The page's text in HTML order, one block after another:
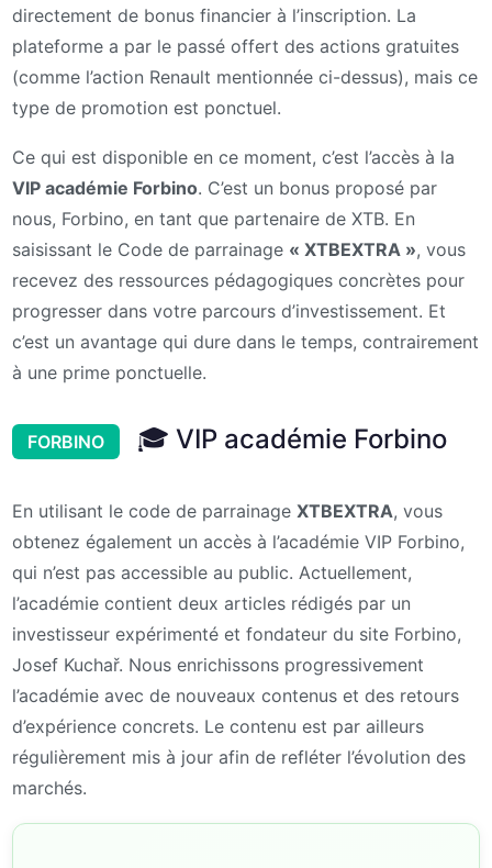
directement de bonus financier à l’inscription. La
plateforme a par le passé offert des actions gratuites
(comme l’action Renault mentionnée ci-dessus), mais ce
type de promotion est ponctuel.
Ce qui est disponible en ce moment, c’est l’accès à la
VIP académie Forbino. C’est un bonus proposé par
nous, Forbino, en tant que partenaire de XTB. En
saisissant le Code de parrainage « XTBEXTRA », vous
recevez des ressources pédagogiques concrètes pour
progresser dans votre parcours d’investissement. Et
c’est un avantage qui dure dans le temps, contrairement
à une prime ponctuelle.
FORBINO 🎓 VIP académie Forbino
En utilisant le code de parrainage XTBEXTRA, vous
obtenez également un accès à l’académie VIP Forbino,
qui n’est pas accessible au public. Actuellement,
l’académie contient deux articles rédigés par un
investisseur expérimenté et fondateur du site Forbino,
Josef Kuchař. Nous enrichissons progressivement
l’académie avec de nouveaux contenus et des retours
d’expérience concrets. Le contenu est par ailleurs
régulièrement mis à jour afin de refléter l’évolution des
marchés.